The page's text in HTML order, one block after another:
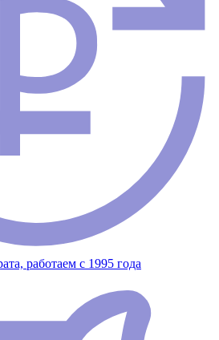
работаем с 1995 года